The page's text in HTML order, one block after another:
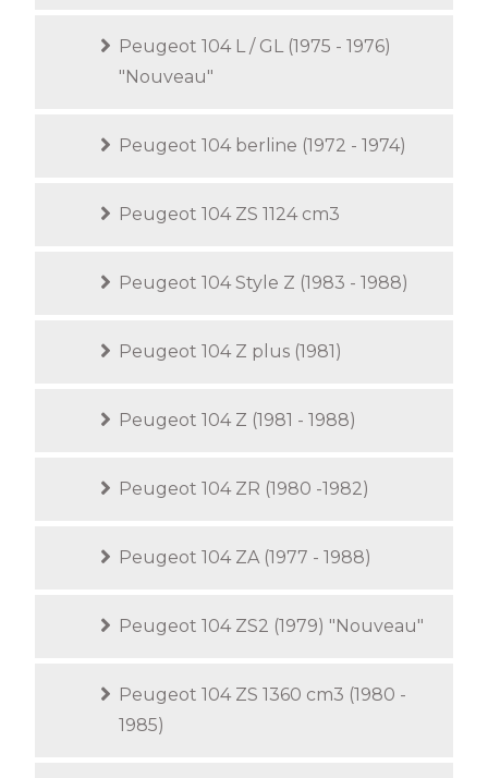
Peugeot 104 L / GL (1975 - 1976)
"Nouveau"
Peugeot 104 berline (1972 - 1974)
Peugeot 104 ZS 1124 cm3
Peugeot 104 Style Z (1983 - 1988)
Peugeot 104 Z plus (1981)
Peugeot 104 Z (1981 - 1988)
Peugeot 104 ZR (1980 -1982)
Peugeot 104 ZA (1977 - 1988)
Peugeot 104 ZS2 (1979) "Nouveau"
Peugeot 104 ZS 1360 cm3 (1980 -
1985)